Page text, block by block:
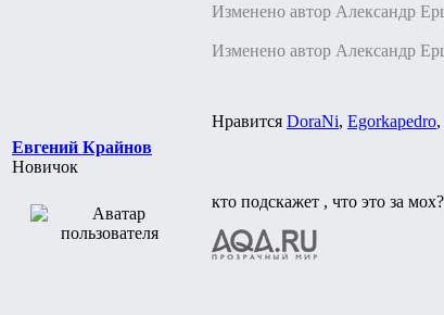
Изменено автор Александр
Изменено автор Александр
Нравится DoraNi, Egorkapedro,
Евгений Крайнов
Новичок
кто подскажет , что это за мох?